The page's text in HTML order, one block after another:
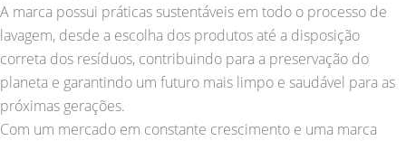
A marca possui práticas sustentáveis em todo o processo de
lavagem, desde a escolha dos produtos até a disposição
correta dos resíduos, contribuindo para a preservação do
planeta e garantindo um futuro mais limpo e saudável para as
próximas gerações.
Com um mercado em constante crescimento e uma marca